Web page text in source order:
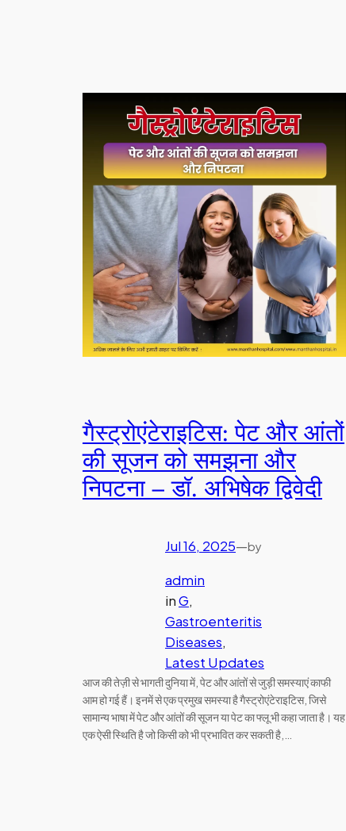
गैस्ट्रोएंटेराइटिस: पेट और आंतों
की सूजन को समझना और
निपटना – डॉ. अभिषेक द्विवेदी
Jul 16, 2025—by
admin
inG
Gastroenteritis
Diseases
Latest Updates
आज की तेज़ी से भागती दुनिया में, पेट और आंतों से जुड़ी समस्याएं काफी
आम हो गई हैं। इनमें से एक प्रमुख समस्या है गैस्ट्रोएंटेराइटिस, जिसे
सामान्य भाषा में पेट और आंतों की सूजन या पेट का फ्लू भी कहा जाता है। यह
एक ऐसी स्थिति है जो किसी को भी प्रभावित कर सकती है,…